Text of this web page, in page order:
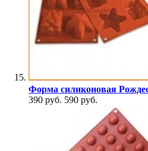
Форма силиконовая
390 руб. 590 руб.